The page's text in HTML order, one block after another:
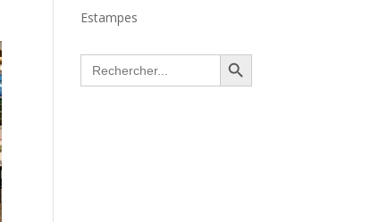
Estampes
Search
for:
Search Button